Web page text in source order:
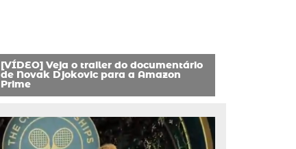
[VÍDEO] Veja o trailer do documentário
de Novak Djokovic para a Amazon
Prime